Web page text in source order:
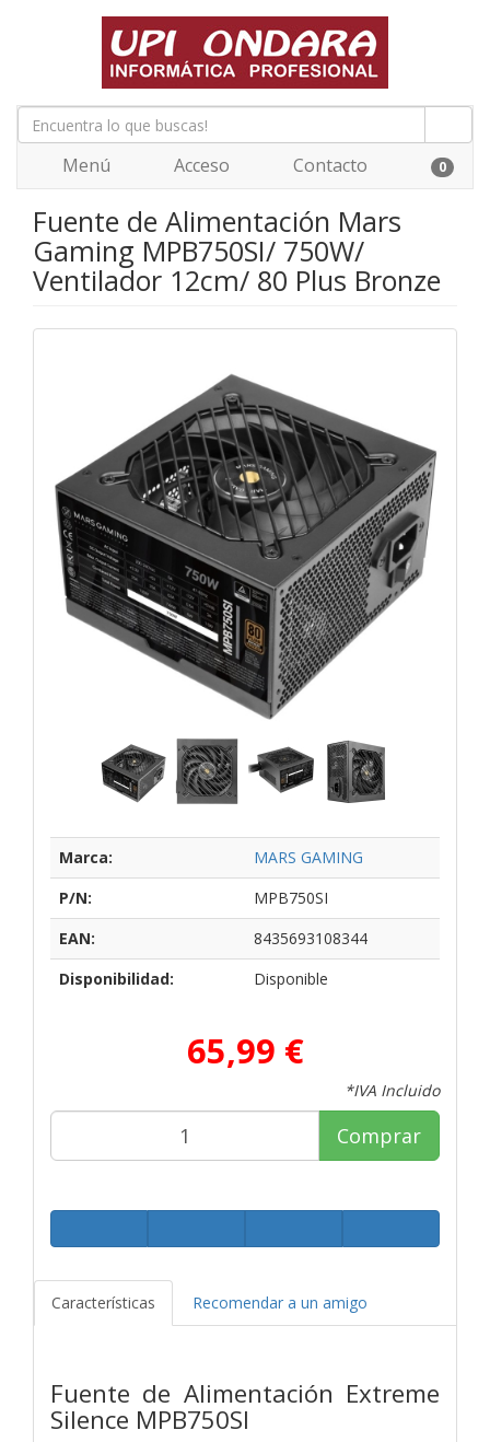
Menú Acceso Contacto 0
Fuente de Alimentación Mars
Gaming MPB750SI/ 750W/
Ventilador 12cm/ 80 Plus Bronze
Marca:
MARS GAMING
P/N:
MPB750SI
EAN:
8435693108344
Disponibilidad:
Disponible
65,99 €
*IVA Incluido
Comprar
Características Recomendar a un amigo
Fuente de Alimentación Extreme
Silence MPB750SI